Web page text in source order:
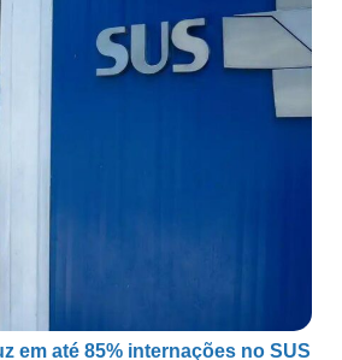
em até 85% internações no SUS